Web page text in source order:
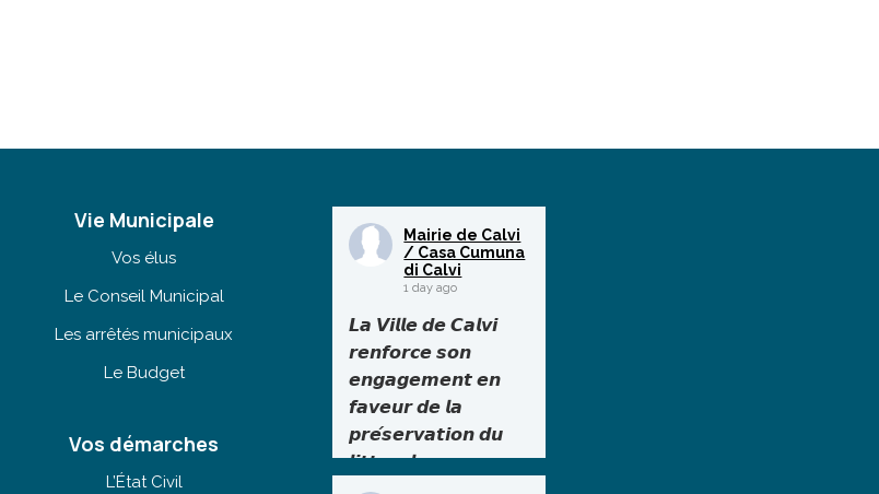
Vie Municipale
Vos élus
Le Conseil Municipal
Les arrêtés municipaux
Le Budget
Vos démarches
L’État Civil
Mairie de Calvi
/ Casa Cumuna
di Calvi
1 day ago
𝙇𝙖 𝙑𝙞𝙡𝙡𝙚 𝙙𝙚 𝘾𝙖𝙡𝙫𝙞
𝙧𝙚𝙣𝙛𝙤𝙧𝙘𝙚 𝙨𝙤𝙣
𝙚𝙣𝙜𝙖𝙜𝙚𝙢𝙚𝙣𝙩 𝙚𝙣
𝙛𝙖𝙫𝙚𝙪𝙧 𝙙𝙚 𝙡𝙖
𝙥𝙧𝙚́𝙨𝙚𝙧𝙫𝙖𝙩𝙞𝙤𝙣 𝙙𝙪
𝙡𝙞𝙩𝙩𝙤𝙧𝙖𝙡